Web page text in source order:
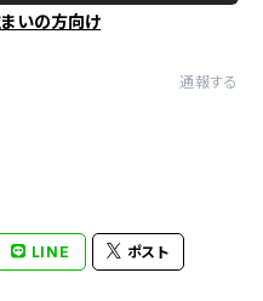
いの方向け
通報する
LINE ポスト